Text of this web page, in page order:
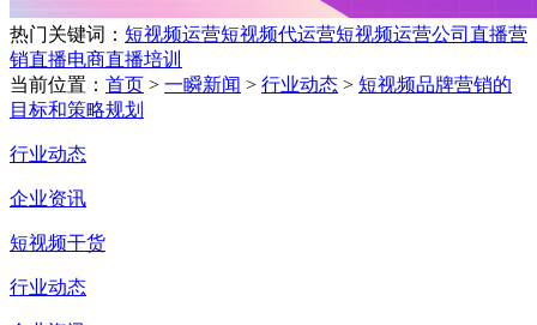
热门关键词： 短视频运营短视频代运营短视频运营公司 直播营
销直播电商直播培训
当前位置： 首页 > 一瞬新闻 > 行业动态 > 短视频品牌营销的
目标和策略规划
行业动态
企业资讯
短视频干货
行业动态